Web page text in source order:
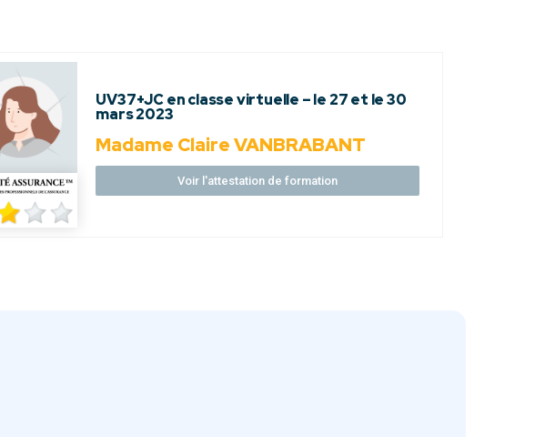
UV37+JC en classe virtuelle – le 27 et le 30
mars 2023
Madame Claire VANBRABANT
Voir l'attestation de formation